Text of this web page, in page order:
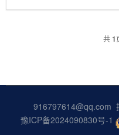
共1
916797614@qq.com
豫ICP备2024090830号-1